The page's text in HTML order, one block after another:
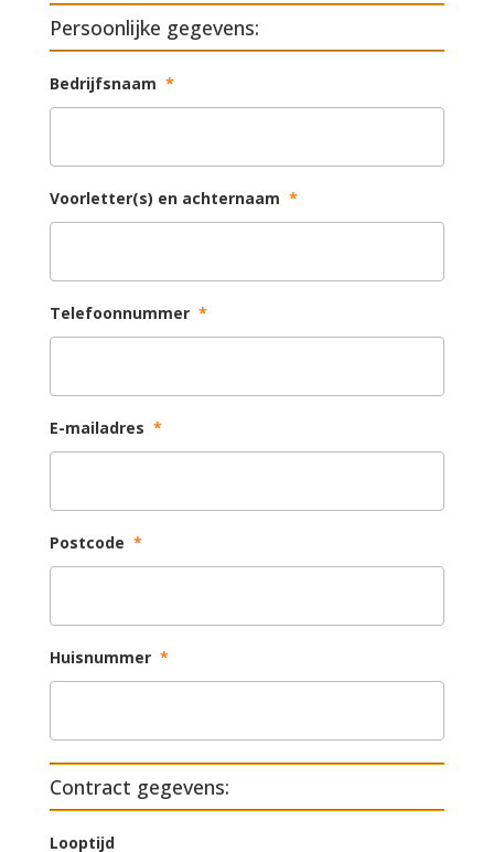
Persoonlijke gegevens:
Bedrijfsnaam *
Voorletter(s) en achternaam *
Telefoonnummer *
E-mailadres *
Postcode *
Huisnummer *
Contract gegevens:
Looptijd